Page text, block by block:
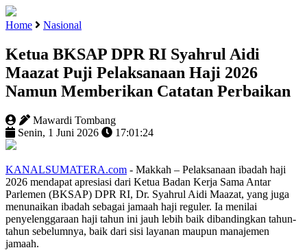
Home Nasional
Ketua BKSAP DPR RI Syahrul Aidi
Maazat Puji Pelaksanaan Haji 2026
Namun Memberikan Catatan Perbaikan
Mawardi Tombang
Senin, 1 Juni 2026
17:01:24
KANALSUMATERA.com - Makkah – Pelaksanaan ibadah haji
2026 mendapat apresiasi dari Ketua Badan Kerja Sama Antar
Parlemen (BKSAP) DPR RI, Dr. Syahrul Aidi Maazat, yang juga
menunaikan ibadah sebagai jamaah haji reguler. Ia menilai
penyelenggaraan haji tahun ini jauh lebih baik dibandingkan tahun-
tahun sebelumnya, baik dari sisi layanan maupun manajemen
jamaah.